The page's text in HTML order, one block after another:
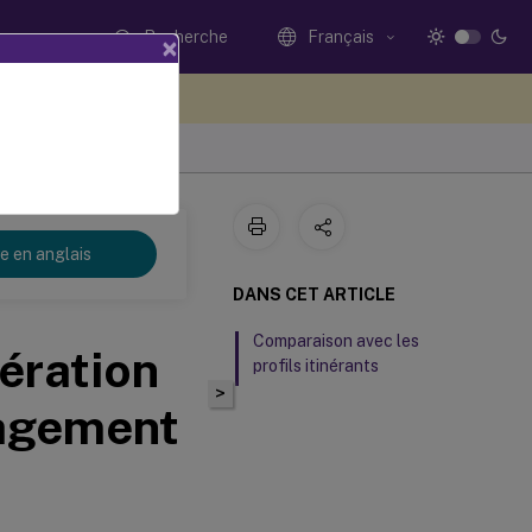
Recherche Français
en anglais
>
DANS CET ARTICLE
Comparaison avec les
profils itinérants
×